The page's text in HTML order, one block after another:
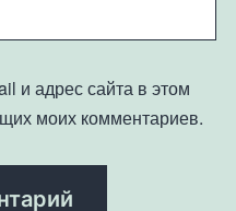
и адрес сайта в этом
моих комментариев.